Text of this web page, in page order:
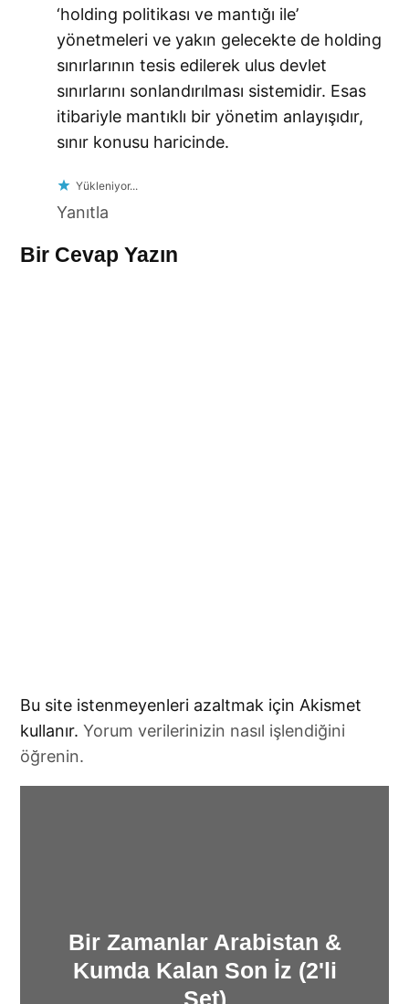
‘holding politikası ve mantığı ile’
yönetmeleri ve yakın gelecekte de holding
sınırlarının tesis edilerek ulus devlet
sınırlarını sonlandırılması sistemidir. Esas
itibariyle mantıklı bir yönetim anlayışıdır,
sınır konusu haricinde.
Yükleniyor...
Yanıtla
Leave
Bir Cevap Yazın
Bu site istenmeyenleri azaltmak için Akismet
kullanır.Yorum verilerinizin nasıl işlendiğini
öğrenin.
Bir Zamanlar Arabistan &
Kumda Kalan Son İz (2'li
Set)